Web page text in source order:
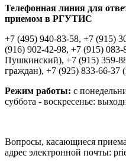
Телефонная линия для
приемом в РГУТИС
+7 (495) 940-83-58, +7 (915)
(916) 902-42-98, +7 (915)
Пушкинский), +7 (915) 359-
граждан), +7 (925) 833-66-37
Режим работы: с
суббота - воскресенье:
Вопросы, касающиеся
адрес электронной почты: